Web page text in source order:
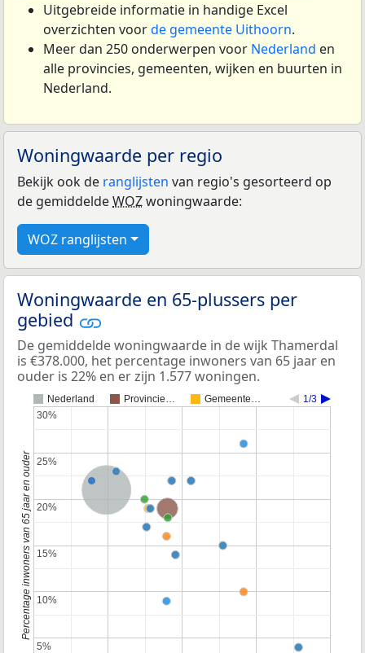
Uitgebreide informatie in handige Excel
overzichten voorde gemeente Uithoorn.
Meer dan 250 onderwerpen voor Nederland en
alle provincies, gemeenten, wijken en buurten in
Nederland.
Woningwaarde per regio
Bekijk ook de ranglijsten van regio's gesorteerd op
de gemiddeldeWOZwoningwaarde:
WOZ ranglijsten
Woningwaarde en 65-plussers per
gebied
De gemiddelde woningwaarde in de wijk Thamerdal
is €378.000, het percentage inwoners van 65 jaar en
ouder is 22% en er zijn 1.577 woningen.
Nederland Provincie… Gemeente… 1/3
Provincie Noord-Holland
5%
5%
10%
10%
15%
15%
20%
20%
25%
25%
30%
30%
Percentage inwoners van 65 jaar en ouder